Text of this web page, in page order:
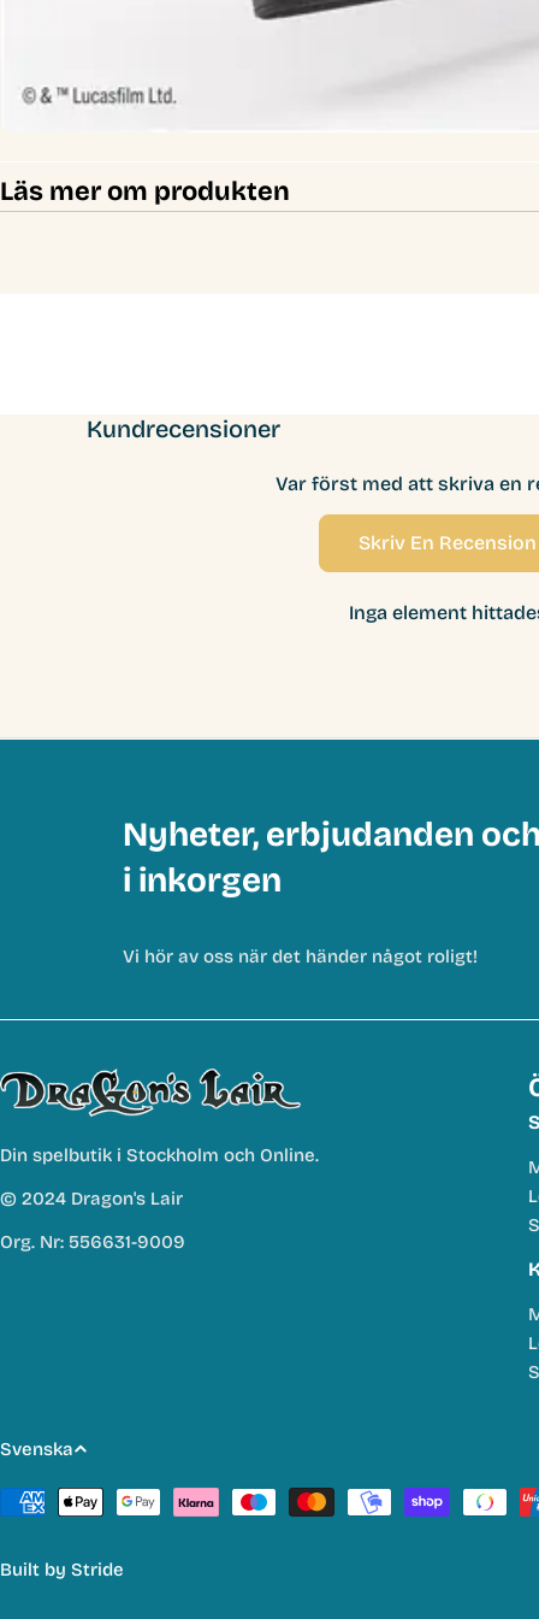
Läs mer om produkten
Kundrecensioner
Var först med att skriva en
Skriv En Recension
Inga element
Nyheter, erbjudanden och
i inkorgen
Vi hör av oss när det händer något roligt!
Din spelbutik i Stockholm och Online.
© 2024 Dragon's Lair
Org. Nr: 556631-9009
S
p
r
Svenska
Betalmetoder
Built by Stride